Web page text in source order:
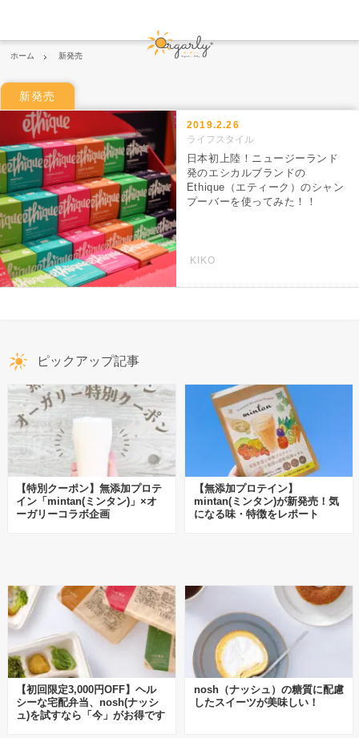
ホーム 新発売
新発売
2019.2.26
ライフスタイル
KIKO
日本初上陸！ニュージーランド
発のエシカルブランドの
Ethique（エティーク）のシャン
プーバーを使ってみた！！
ピックアップ記事
【特別クーポン】無添加プロテ
イン「mintan(ミンタン)」×オ
ーガリーコラボ企画
【無添加プロテイン】
mintan(ミンタン)が新発売！気
になる味・特徴をレポート
【初回限定3,000円OFF】ヘル
シーな宅配弁当、nosh(ナッシ
ュ)を試すなら「今」がお得です
nosh（ナッシュ）の糖質に配慮
したスイーツが美味しい！